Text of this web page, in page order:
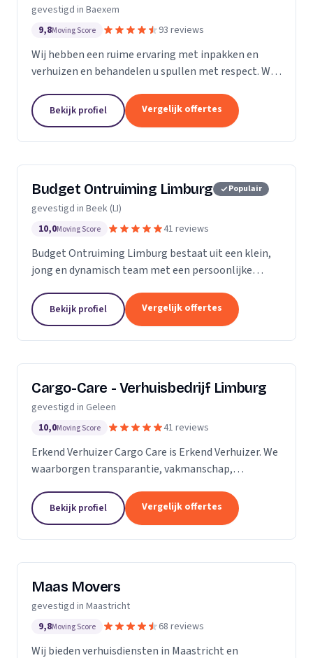
gevestigd in Baexem
9,8Moving Score 93 reviews
Wij hebben een ruime ervaring met inpakken en
verhuizen en behandelen u spullen met respect. Wij
voor schilderijen en spiegels. en dozen waar u uw...
Bekijk profiel Vergelijk offertes
Budget Ontruiming Limburg Populair
gevestigd in Beek (LI)
10,0Moving Score 41 reviews
Budget Ontruiming Limburg bestaat uit een klein,
jong en dynamisch team met een persoonlijke
de kwaliteit leveren die u uiteraard belangrijk vindt.
Bekijk profiel Vergelijk offertes
Cargo-Care - Verhuisbedrijf Limburg
gevestigd in Geleen
10,0Moving Score 41 reviews
Erkend Verhuizer Cargo Care is Erkend Verhuizer. We
waarborgen transparantie, vakmanschap,
elk transport en elke verhuizing bij ons in
vertrouwde...
Bekijk profiel Vergelijk offertes
Maas Movers
gevestigd in Maastricht
9,8Moving Score 68 reviews
Wij bieden verhuisdiensten in Maastricht en